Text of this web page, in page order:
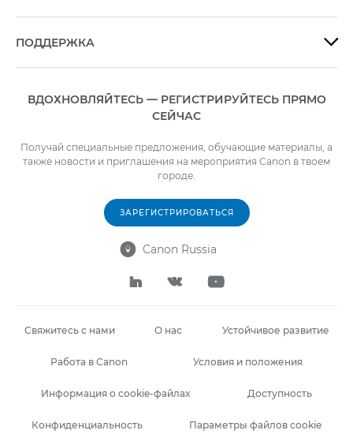
ПОДДЕРЖКА 
ВДОХНОВЛЯЙТЕСЬ — РЕГИСТРИРУЙТЕСЬ ПРЯМО
СЕЙЧАС
Получай специальные предложения, обучающие материалы, а
также новости и приглашения на мероприятия Canon в твоем
городе.
ЗАРЕГИСТРИРОВАТЬСЯ
 Canon Russia
  
Свяжитесь с нами О нас Устойчивое развитие
Работа в Canon Условия и положения
Информация о cookie-файлах Доступность
Конфиденциальность Параметры файлов cookie